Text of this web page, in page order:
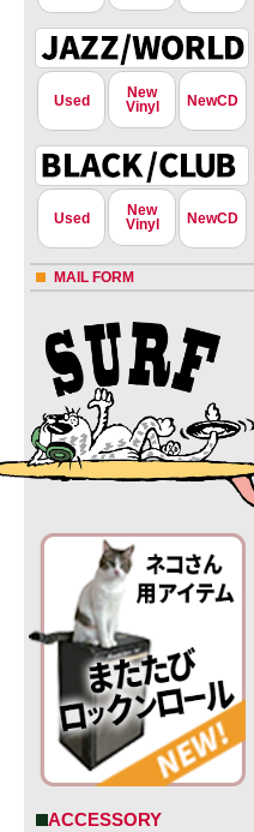
Used
New
Vinyl
NewCD
Used
New
Vinyl
NewCD
MAIL FORM
ACCESSORY